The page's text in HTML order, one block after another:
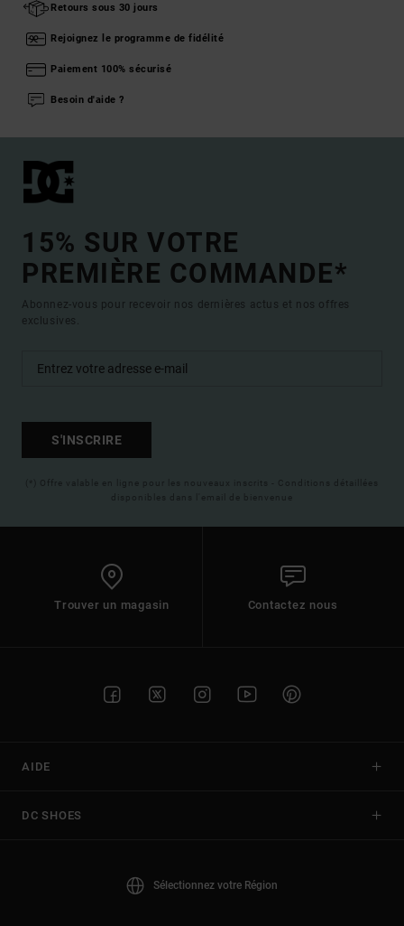
Retours sous 30 jours
Rejoignez le programme de fidélité
Paiement 100% sécurisé
Besoin d'aide ?
15% SUR VOTRE
PREMIÈRE COMMANDE*
Abonnez-vous pour recevoir nos dernières actus et nos offres
exclusives.
S'INSCRIRE
(*) Offre valable en ligne pour les nouveaux inscrits - Conditions détaillées
disponibles dans l'email de bienvenue
Trouver un magasin Contactez nous
AIDE
DC SHOES
Sélectionnez votre Région